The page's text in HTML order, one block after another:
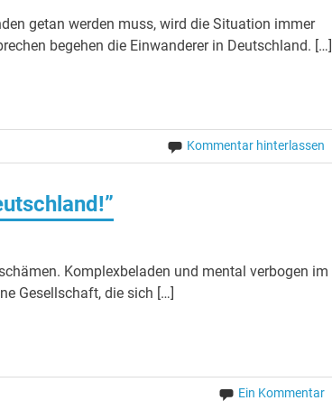
getan werden muss, wird die Situation immer
begehen die Einwanderer in Deutschland. […]
Kommentar hinterlassen
Komplexbeladen und mental verbogen im
Gesellschaft, die sich […]
Ein Kommentar